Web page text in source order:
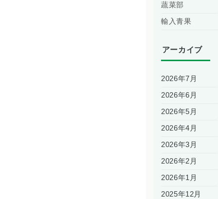
蔬菜部
輸入青果
アーカイブ
2026年7月
2026年6月
2026年5月
2026年4月
2026年3月
2026年2月
2026年1月
2025年12月